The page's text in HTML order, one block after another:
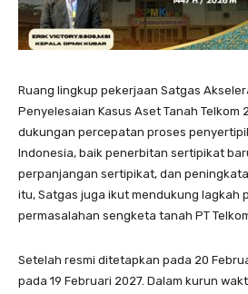
Ruang lingkup pekerjaan Satgas
Penyelesaian Kasus Aset Tanah Telkom
dukungan percepatan proses
Indonesia, baik penerbitan sertipikat
perpanjangan sertipikat, dan
itu, Satgas juga ikut mendukung lagkah
permasalahan sengketa tanah PT
Setelah resmi ditetapkan pada 20
pada 19 Februari 2027. Dalam kurun